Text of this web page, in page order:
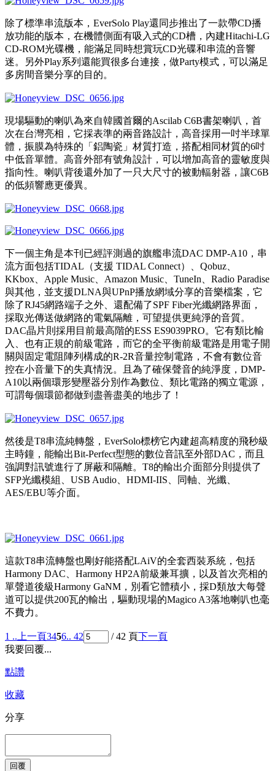
除了標準串流版本，EverSolo Play還同步推出了一款帶CD播
放功能的版本，在機體側面有吸入式的CD槽，內建Hitachi-LG
CD-ROM光碟機，能滿足同時想賞玩CD光碟和串流的音響
迷。另外Play系列還能買很多台連接，做Party模式，可以滿足
多房間音樂分享的目的。
現場驅動的喇叭為來自韓國首爾的Ascilab C6B書架喇叭，首
次在台灣亮相，它採表準的兩音路設計，高音採用一吋半球單
體，振膜為特殊的「鋁陶瓷」材質打造，搭配相同材質的6吋
中低音單體。高音外部有號角設計，可以增加高音的靈敏度與
指向性。喇叭背後還外加了一只大尺寸的被動輻射器，讓C6B
的低頻響應更優異。
下一個主角是本刊已經評測過的旗艦串流DAC DMP-A10，串
流方面包括TIDAL（支援 TIDAL Connect）、Qobuz、
KKbox、Apple Music、Amazon Music、TuneIn、Radio Paradise
與其他，並支援DLNA與UPnP播放網域分享的音樂檔案，它
除了RJ45網路端子之外、還配備了SPF Fiber光纖網路界面，
採取光傳送做網路的電氣隔離，可望提供更純淨的音質。
DAC晶片則採用目前最高階的ESS ES9039PRO。它有類比輸
入、也有正規的前級電路，而它的全平衡前級電路是用電子開
關與固定電阻陣列構成的R-2R音量控制電路，不會有數位音
控在小音量下的失真情況。且為了確保聲音的純淨度，DMP-
A10以兩個環形變壓器分別作為數位、類比電路的獨立電源，
可謂每個環節都做到盡善盡美的地步了！
然後是T8串流純轉盤，EverSolo標榜它內建超高精度的飛秒級
主時鐘，能輸出Bit-Perfect型態的數位音訊至外部DAC，而且
強調對訊號進行了屏蔽和隔離。T8的輸出介面部分則提供了
SFP光纖模組、USB Audio、HDMI-IIS、同軸、光纖、
AES/EBU等介面。
這款T8串流轉盤也剛好能搭配LAiV的全套西裝系統，包括
Harmony DAC、Harmony HP2A前級兼耳擴，以及首次亮相的
單聲道後級Harmony GaNM，別看它體積小，採D類放大每聲
道可以提供200瓦的輸出，驅動現場的Magico A3落地喇叭也毫
不費力。
1 ..上一頁3456.. 42 / 42 頁
下一頁
我要回覆...
點讚
收藏
分享